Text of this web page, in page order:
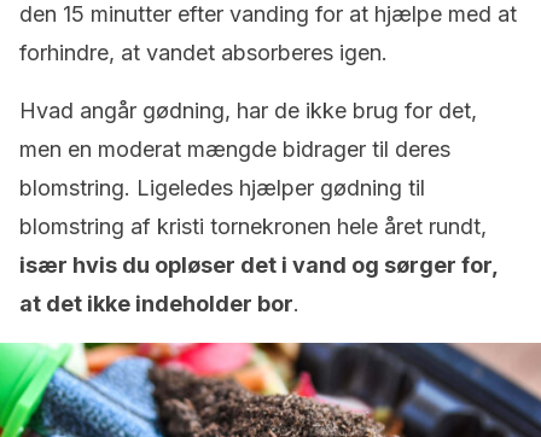
den 15 minutter efter vanding for at hjælpe med at
forhindre, at vandet absorberes igen.
Hvad angår gødning, har de ikke brug for det,
men en moderat mængde bidrager til deres
blomstring. Ligeledes hjælper gødning til
blomstring af kristi tornekronen hele året rundt,
især hvis du opløser det i vand og sørger for,
at det ikke indeholder bor.